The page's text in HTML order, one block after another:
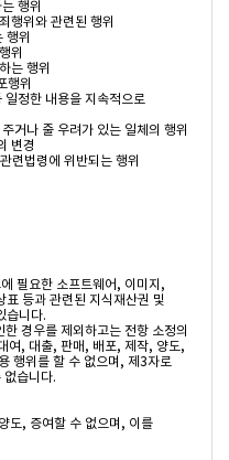
필요한 소프트웨어, 이미지,
등과 관련된 지식재산권 및
습니다.
경우를 제외하고는 전항 소정의
여, 대출, 판매, 배포, 제작, 양도,
행위를 할 수 없으며, 제3자로
없습니다.
도, 증여할 수 없으며, 이를